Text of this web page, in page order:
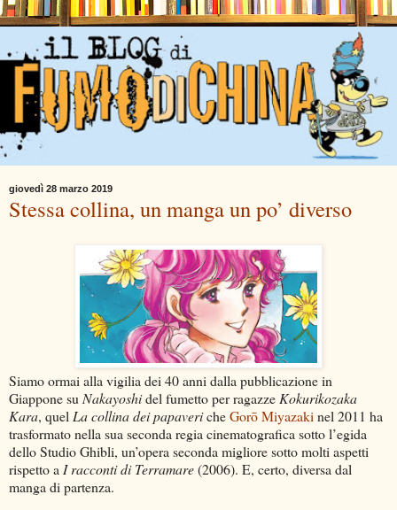
giovedì 28 marzo 2019
Stessa collina, un manga un po’ diverso
Siamo ormai alla vigilia dei 40 anni dalla pubblicazione in
Giappone su Nakayoshidel fumetto per ragazze Kokurikozaka
Kara, quel La collina dei papavericheGorōMiyazaki nel 2011 ha
trasformato nella sua seconda regia cinematografica sotto l’egida
dello Studio Ghibli, un’opera seconda migliore sotto molti aspetti
rispetto a I racconti di Terramare(2006). E, certo, diversa dal
manga di partenza.